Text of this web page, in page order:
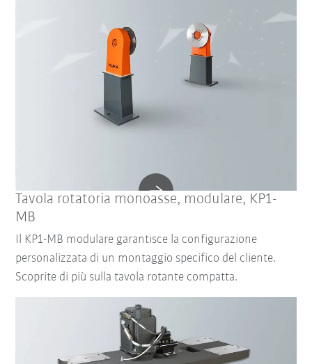
Tavola rotatoria monoasse, modulare, KP1-
MB
Il KP1-MB modulare garantisce la configurazione
personalizzata di un montaggio specifico del cliente.
Scoprite di più sulla tavola rotante compatta.